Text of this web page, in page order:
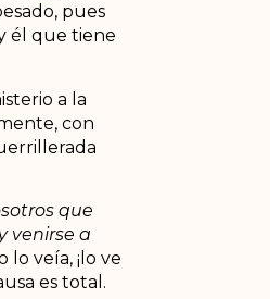
pues
él que tiene
a la
con
que
venirse a
veía, ¡lo ve
es total.